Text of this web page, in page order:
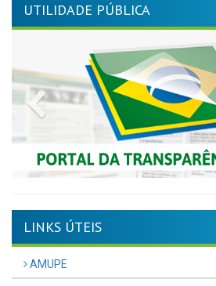
UTILIDADE PÚBLICA
Previous
LINKS ÚTEIS
AMUPE